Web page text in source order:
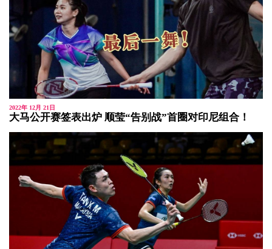
2022年 12月 21日
大马公开赛签表出炉 顺莹“告别战”首圈对印尼组合！